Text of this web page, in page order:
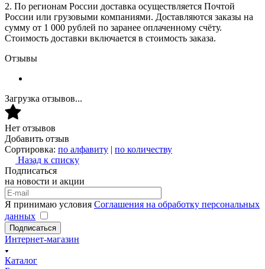
2. По регионам России доставка осуществляется Почтой
России или грузовыми компаниями. Доставляются заказы на
сумму от 1 000 рублей по заранее оплаченному счёту.
Стоимость доставки включается в стоимость заказа.
Отзывы
Загрузка отзывов...
Нет отзывов
Добавить отзыв
Сортировка: по алфавиту | по количеству
Назад к списку
Подписаться
на новости и акции
Я принимаю условия Соглашения на обработку персональных
данных
Подписаться
Интернет-магазин
Каталог